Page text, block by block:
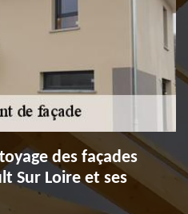
des façades
Sur Loire et ses